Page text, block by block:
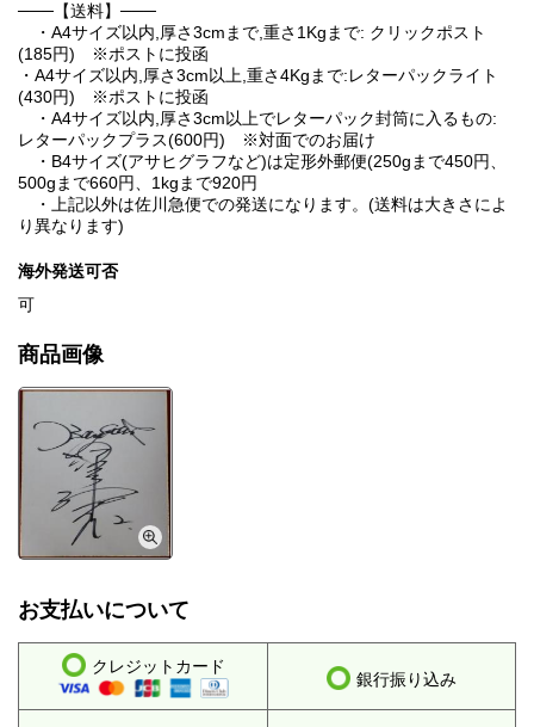
───【送料】───
・A4サイズ以内,厚さ3cmまで,重さ1Kgまで: クリックポスト
(185円) ※ポストに投函
・A4サイズ以内,厚さ3cm以上,重さ4Kgまで:レターパックライト
(430円) ※ポストに投函
・A4サイズ以内,厚さ3cm以上でレターパック封筒に入るもの:
レターパックプラス(600円) ※対面でのお届け
・B4サイズ(アサヒグラフなど)は定形外郵便(250gまで450円、
500gまで660円、1kgまで920円
・上記以外は佐川急便での発送になります。(送料は大きさによ
り異なります)
海外発送可否
可
商品画像
お支払いについて
クレジットカード
銀行振り込み